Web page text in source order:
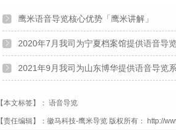
鹰米语音导览核心优势「鹰米讲解」
2020年7月我司为宁夏档案馆提供语音导
2021年9月我司为山东博华提供语音导览
【本文标签】： 语音导览
【责任编辑】： 徽马科技-鹰米导览 版权所有： http://